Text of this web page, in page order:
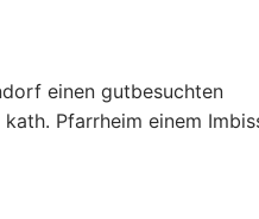
einen gutbesuchten
Pfarrheim einem